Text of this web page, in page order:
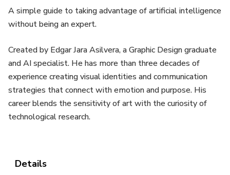
A simple guide to taking advantage of artificial intelligence
without being an expert.
Created by Edgar Jara Asilvera, a Graphic Design graduate
and AI specialist. He has more than three decades of
experience creating visual identities and communication
strategies that connect with emotion and purpose. His
career blends the sensitivity of art with the curiosity of
technological research.
Details